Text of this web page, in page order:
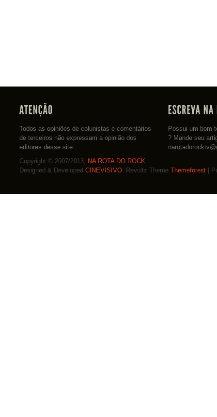
Todos as opiniões de colunistas e comentários
de terceiros não expressam a opinião dos
editores desse site.
Possui um bom
? Mande seu
Copyright © 2007/2013, NA ROTA DO ROCK
Designed & Developed CINEVISIVO. Revoltz Theme Themeforest |